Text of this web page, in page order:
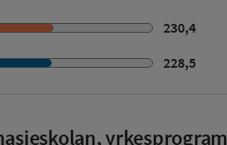
230,4
228,5
yrkesprogram